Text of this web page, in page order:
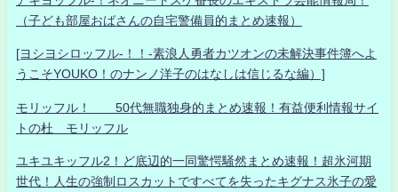
（子ども部屋おばさんの自宅警備員的まとめ速報）
[ヨシヨシロッフル-！！-素浪人勇者カツオンの未解決事件簿へよ
うこそYOUKO！のナンノ洋子のはなしは信じるな編）]
モリッフル！ 50代無職独身的まとめ速報！有益便利情報サイ
トの杜 モリッフル
ユキユキッフル2！ど底辺的一同驚愕騒然まとめ速報！超氷河期
世代！人生の強制ロスカットですべてを失ったキグナス氷子の愛